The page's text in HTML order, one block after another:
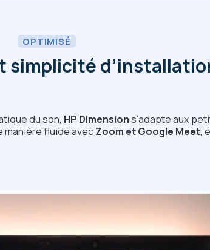
OPTIMISÉ
simplicité
du son, HP Dimensions’adapte aux
manière fluide avecZoom et Google Meet,